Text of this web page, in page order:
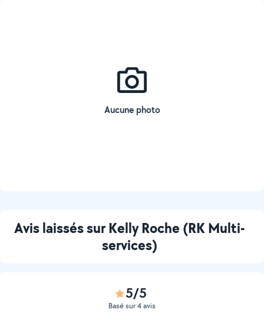
Aucune photo
Avis laissés sur Kelly Roche (RK Multi-
services)
5/5
Basé sur 4 avis